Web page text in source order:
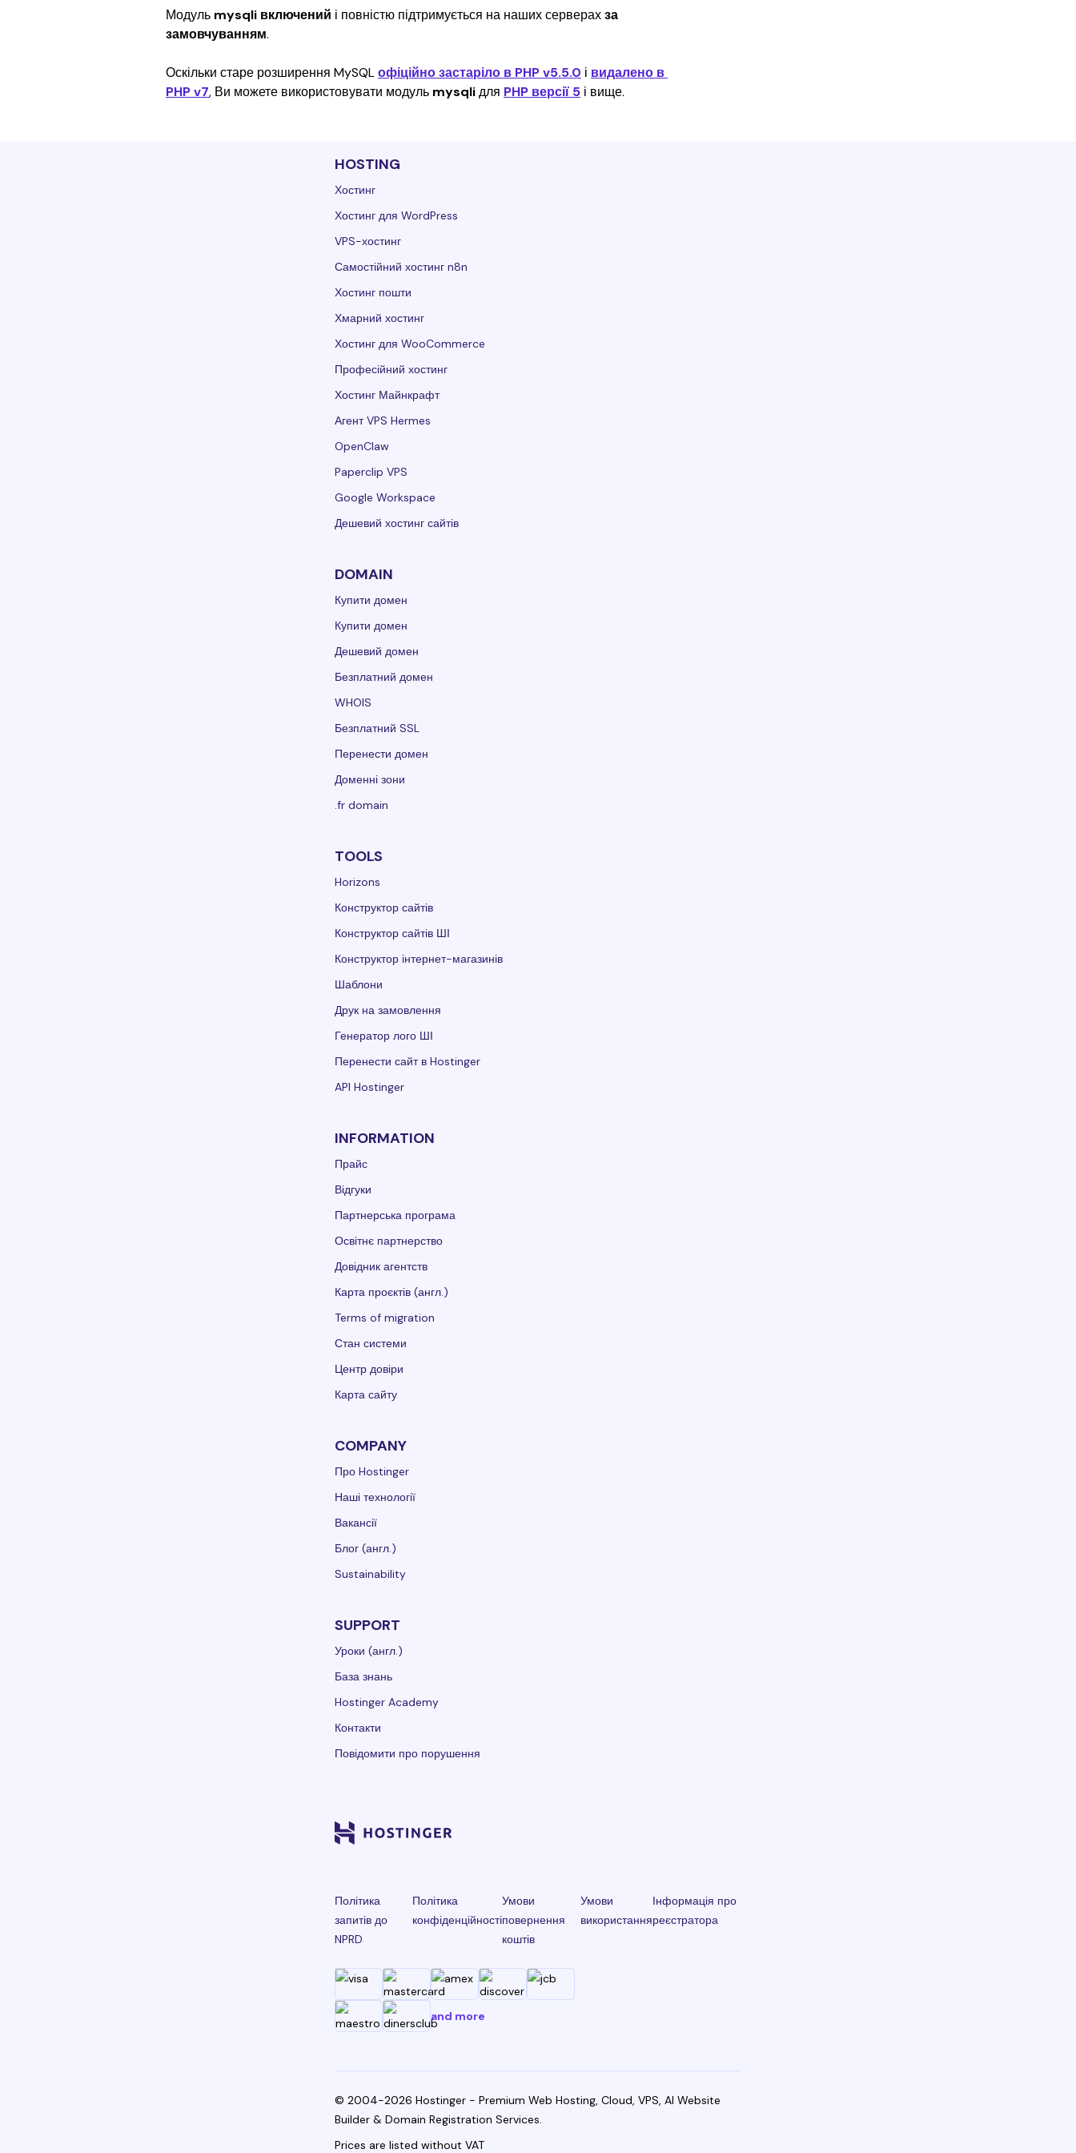
Модуль mysqli включений і повністю підтримується на наших серверах за
замовчуванням.
Оскільки старе розширення MySQL офіційно застаріло в PHP v5.5.0 і видалено в
PHP v7, Ви можете використовувати модуль mysqli для PHP версії 5 і вище.
HOSTING
Хостинг
Хостинг для WordPress
VPS-хостинг
Самостійний хостинг n8n
Хостинг пошти
Хмарний хостинг
Хостинг для WooCommerce
Професійний хостинг
Хостинг Майнкрафт
Агент VPS Hermes
OpenClaw
Paperclip VPS
Google Workspace
Дешевий хостинг сайтів
DOMAIN
Купити домен
Купити домен
Дешевий домен
Безплатний домен
WHOIS
Безплатний SSL
Перенести домен
Доменні зони
.fr domain
TOOLS
Horizons
Конструктор сайтів
Конструктор сайтів ШІ
Конструктор інтернет-магазинів
Шаблони
Друк на замовлення
Генератор лого ШІ
Перенести сайт в Hostinger
API Hostinger
INFORMATION
Прайс
Відгуки
Партнерська програма
Освітнє партнерство
Довідник агентств
Карта проєктів (англ.)
Terms of migration
Стан системи
Центр довіри
Карта сайту
COMPANY
Про Hostinger
Наші технології
Вакансії
Блог (англ.)
Sustainability
SUPPORT
Уроки (англ.)
База знань
Hostinger Academy
Контакти
Повідомити про порушення
Політика
запитів до
NPRD
Політика
конфіденційності
Умови
повернення
коштів
Умови
використання
Інформація про
реєстратора
and more
© 2004-2026 Hostinger - Premium Web Hosting, Cloud, VPS, AI Website
Builder & Domain Registration Services.
Prices are listed without VAT